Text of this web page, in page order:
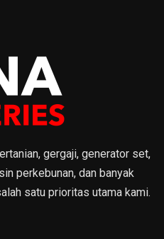
gergaji, generator set,
perkebunan, dan banyak
satu prioritas utama kami.